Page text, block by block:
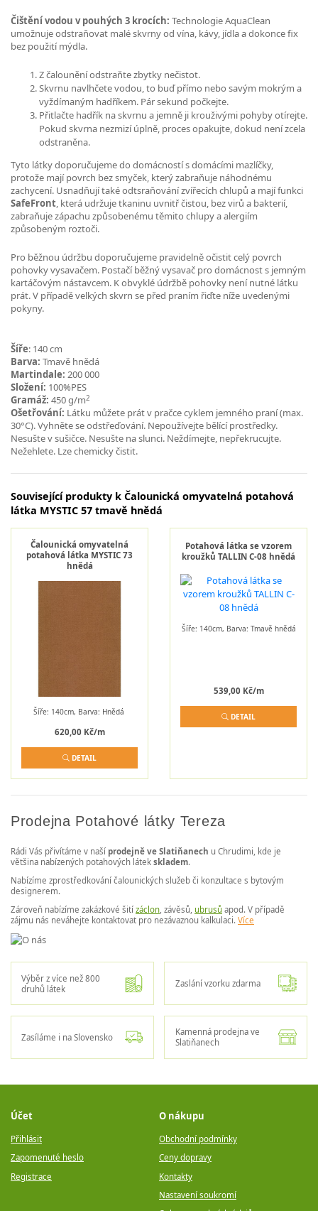
Čištění vodou v pouhých 3 krocích: Technologie AquaClean
umožnuje odstraňovat malé skvrny od vína, kávy, jídla a dokonce fix
bez použití mýdla.
Z čalounění odstraňte zbytky nečistot.
Skvrnu navlhčete vodou, to buď přímo nebo savým mokrým a
vyždímaným hadříkem. Pár sekund počkejte.
Přitlačte hadřík na skvrnu a jemně ji krouživými pohyby otírejte.
Pokud skvrna nezmizí úplně, proces opakujte, dokud není zcela
odstraněna.
Tyto látky doporučujeme do domácností s domácími mazlíčky,
protože mají povrch bez smyček, který zabraňuje náhodnému
zachycení. Usnadňují také odtsraňování zvířecích chlupů a mají funkci
SafeFront, která udržuje tkaninu uvnitř čistou, bez virů a bakterií,
zabraňuje zápachu způsobenému těmito chlupy a alergiím
způsobeným roztoči.
Pro běžnou údržbu doporučujeme pravidelně očistit celý povrch
pohovky vysavačem. Postačí běžný vysavač pro domácnost s jemným
kartáčovým nástavcem. K obvyklé údržbě pohovky není nutné látku
prát. V případě velkých skvrn se před praním řiďte níže uvedenými
pokyny.
Šíře: 140 cm
Barva: Tmavě hnědá
Martindale: 200 000
Složení: 100%PES
Gramáž: 450 g/m2
Ošetřování: Látku můžete prát v pračce cyklem jemného praní (max.
30°C). Vyhněte se odstřeďování. Nepoužívejte bělící prostředky.
Nesušte v sušičce. Nesušte na slunci. Neždímejte, nepřekrucujte.
Nežehlete. Lze chemicky čistit.
Související produkty k Čalounická omyvatelná potahová
látka MYSTIC 57 tmavě hnědá
Čalounická omyvatelná
potahová látka MYSTIC 73
hnědá
Šíře: 140cm, Barva: Hnědá
620,00 Kč/m
DETAIL
Potahová látka se vzorem
kroužků TALLIN C-08 hnědá
Šíře: 140cm, Barva: Tmavě hnědá
539,00 Kč/m
DETAIL
Prodejna Potahové látky Tereza
Rádi Vás přivítáme v naší prodejně ve Slatiňanech u Chrudimi, kde je
většina nabízených potahových látek skladem.
Nabízíme zprostředkování čalounických služeb či konzultace s bytovým
designerem.
Zároveň nabízíme zakázkové šití záclon , závěsů, ubrusů apod. V případě
zájmu nás neváhejte kontaktovat pro nezávaznou kalkulaci. Více
Výběr z více než 800
druhů látek
Zaslání vzorku zdarma
Zasíláme i na Slovensko
Kamenná prodejna ve
Slatiňanech
Účet
Přihlásit
Zapomenuté heslo
Registrace
O nákupu
Obchodní podmínky
Ceny dopravy
Kontakty
Nastavení soukromí